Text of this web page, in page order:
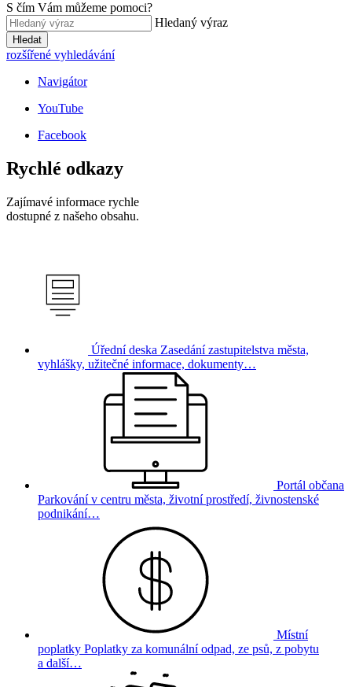
S čím Vám můžeme pomoci?
Hledaný výraz
Hledat
rozšířené vyhledávání
Navigátor
YouTube
Facebook
Rychlé odkazy
Zajímavé informace rychle
dostupné z našeho obsahu.
Úřední deska Zasedání zastupitelstva města,
vyhlášky, užitečné informace, dokumenty…
Portál občana
Parkování v centru města, životní prostředí, živnostenské
podnikání…
Místní
poplatky Poplatky za komunální odpad, ze psů, z pobytu
a další…